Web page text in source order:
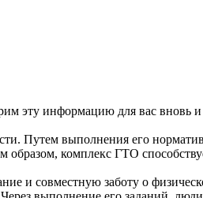
эту информацию для вас вновь
Путем выполнения его
образом, комплекс ГТО
и совместную заботу о